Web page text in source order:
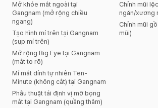
Mở khóe mắt ngoài tại
Gangnam (mở rộng chiều
ngang)
Tạo hình mí trên tại Gangnam
(sụp mí trên)
Mở rộng Big Eye tại Gangnam
(mắt to rõ)
Mí mắt dính tự nhiên Ten-
Minute (không cắt) tại Gangnam
Phẫu thuật tái định vị mỡ bọng
mắt tại Gangnam (quầng thâm)
Chỉnh mũi
ngăn/xương
Chỉnh mũi
mũi)